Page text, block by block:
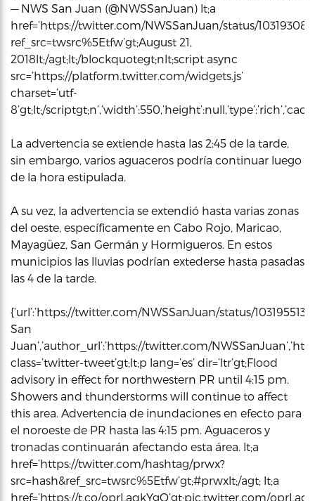
— NWS San Juan (@NWSSanJuan) lt;a
href=’https://twitter.com/NWSSanJuan/status/
ref_src=twsrc%5Etfw’gt;August 21,
2018lt;/agt;lt;/blockquotegt;nlt;script async
src=’https://platform.twitter.com/widgets.js’
charset=’utf-
8’gt;lt;/
La advertencia se extiende hasta las 2:45 de la tarde,
sin embargo, varios aguaceros podría continuar luego
de la hora estipulada.
A su vez, la advertencia se extendió hasta varias zonas
del oeste, específicamente en Cabo Rojo, Maricao,
Mayagüez, San Germán y Hormigueros. En estos
municipios las lluvias podrían extederse hasta pasadas
las 4 de la tarde.
{‘url’:’https://twitter.com/NWSSanJuan/status/
San
Juan’,’author_url’:’https://twitter.com/
class=’twitter-tweet’gt;lt;p lang=’es’ dir=’ltr’gt;Flood
advisory in effect for northwestern PR until 4:15 pm.
Showers and thunderstorms will continue to affect
this area. Advertencia de inundaciones en efecto para
el noroeste de PR hasta las 4:15 pm. Aguaceros y
tronadas continuarán afectando esta área. lt;a
href=’https://twitter.com/hashtag/prwx?
src=hash&ref_src=twsrc%5Etfw’gt;#prwxlt;/agt; lt;a
href=’https://t.co/oprLaqkYgO’gt;pic.twitter.com/